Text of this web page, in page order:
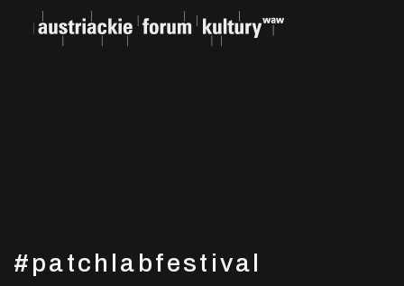
#patchlabfestival